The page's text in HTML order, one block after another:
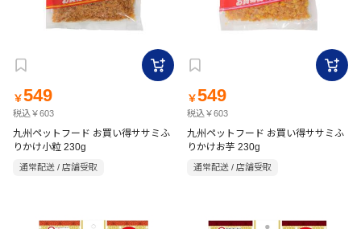
￥549
税込￥603
九州ペットフード お買い得ササミふ
りかけ小粒 230g
通常配送 / 店舗受取
￥549
税込￥603
九州ペットフード お買い得ササミふ
りかけお芋 230g
通常配送 / 店舗受取